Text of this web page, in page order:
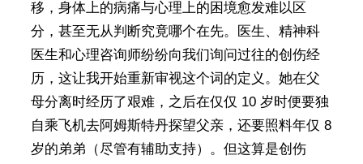
移，身体上的病痛与心理上的困境愈发难以区
分，甚至无从判断究竟哪个在先。医生、精神科
医生和心理咨询师纷纷向我们询问过往的创伤经
历，这让我开始重新审视这个词的定义。她在父
母分离时经历了艰难，之后在仅仅 10 岁时便要独
自乘飞机去阿姆斯特丹探望父亲，还要照料年仅 8
岁的弟弟（尽管有辅助支持）。但这算是创伤